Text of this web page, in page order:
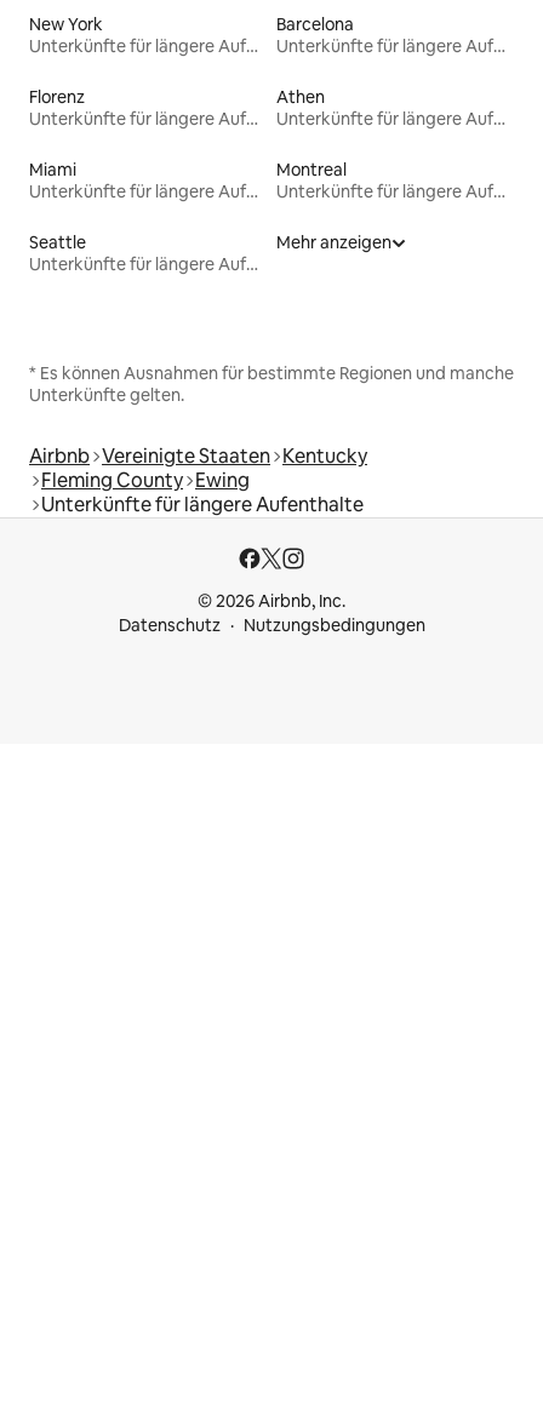
New York
Unterkünfte für längere Aufenthalte
Barcelona
Unterkünfte für längere Aufenthalte
Florenz
Unterkünfte für längere Aufenthalte
Athen
Unterkünfte für längere Aufenthalte
Miami
Unterkünfte für längere Aufenthalte
Montreal
Unterkünfte für längere Aufenthalte
Seattle
Unterkünfte für längere Aufenthalte
Mehr anzeigen
* Es können Ausnahmen für bestimmte Regionen und manche
Unterkünfte gelten.
Airbnb Vereinigte Staaten Kentucky
Fleming County Ewing
Unterkünfte für längere Aufenthalte
© 2026 Airbnb, Inc.
Datenschutz
Nutzungsbedingungen